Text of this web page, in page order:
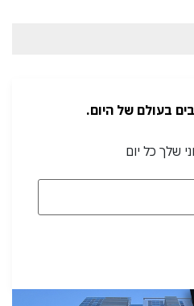
בעולם של היום.
שלך כל יום